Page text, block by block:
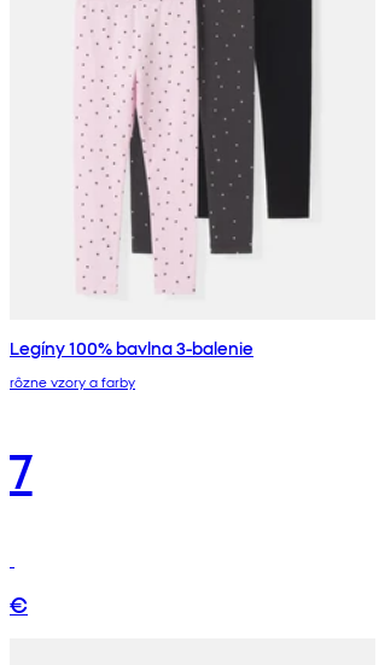
Legíny 100% bavlna 3-balenie
rôzne vzory a farby
7
€